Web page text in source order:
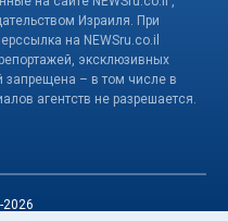
Израиля. При
на NEWSru.co.il
эксклюзивных
запрещена – в том числе в
агентств не разрешается.
2026